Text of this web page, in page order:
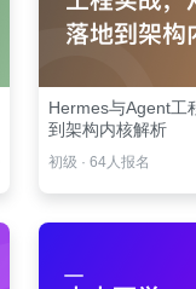
Hermes与Agent工
到架构内核解析
初级 · 64人报名